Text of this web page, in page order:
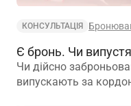
КОНСУЛЬТАЦІЯ
Є бронь. Чи
Чи дійсно
випускають за